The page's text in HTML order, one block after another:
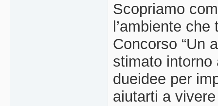
Scopriamo
l’ambiente
Concorso “Un
stimato intorno
dueidee per
aiutarti a